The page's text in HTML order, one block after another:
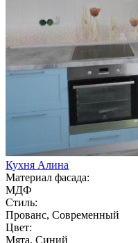
Кухня Алина
Материал фасада:
МДФ
Стиль:
Прованс, Современный
Цвет:
Мята, Синий